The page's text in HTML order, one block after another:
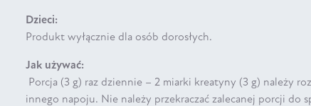
Dzieci:
Produkt wyłącznie dla osób dorosłych.
Jak używać:
Porcja (3 g) raz dziennie – 2 miarki kreatyny (3 g) należy
innego napoju. Nie należy przekraczać zalecanej porcji do